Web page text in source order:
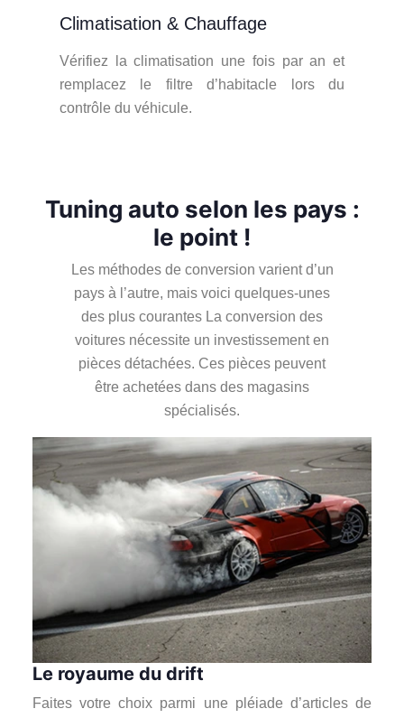
Climatisation & Chauffage
Vérifiez la climatisation une fois par an et
remplacez le filtre d’habitacle lors du
contrôle du véhicule.
Tuning auto selon les pays :
le point !
Les méthodes de conversion varient d’un
pays à l’autre, mais voici quelques-unes
des plus courantes La conversion des
voitures nécessite un investissement en
pièces détachées. Ces pièces peuvent
être achetées dans des magasins
spécialisés.
Le royaume du drift
Faites votre choix parmi une pléiade d’articles de